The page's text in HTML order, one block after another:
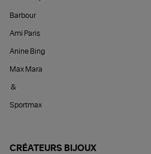
Barbour
Ami Paris
Anine Bing
Max Mara
&
Sportmax
CRÉATEURS BIJOUX